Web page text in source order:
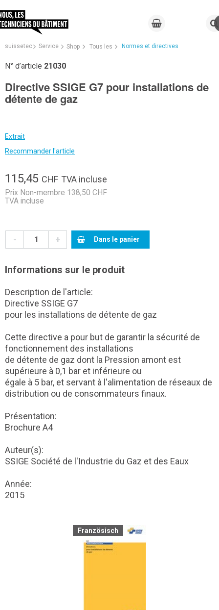
suissetec Service Shop Tous les Normes et directives
N° d’article 21030
Directive SSIGE G7 pour installations de
détente de gaz
Extrait
Recommander l'article
115,45 CHF TVA incluse
Prix Non-membre 138,50 CHF
TVA incluse
- + Dans le panier
Informations sur le produit
Description de l'article:
Directive SSIGE G7
pour les installations de détente de gaz
Cette directive a pour but de garantir la sécurité de
fonctionnement des installations
de détente de gaz dont la Pression amont est
supérieure à 0,1 bar et inférieure ou
égale à 5 bar, et servant à l'alimentation de réseaux de
distribution ou de consommateurs finaux.
Présentation:
Brochure A4
Auteur(s):
SSIGE Société de l'Industrie du Gaz et des Eaux
Année:
2015
Französisch